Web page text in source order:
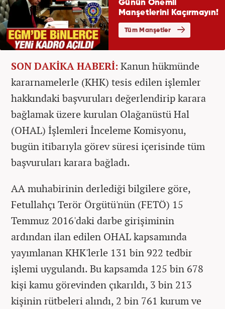
SON DAKİKA HABERİ: Kanun hükmünde
kararnamelerle (KHK) tesis edilen işlemler
hakkındaki başvuruları değerlendirip karara
bağlamak üzere kurulan Olağanüstü Hal
(OHAL) İşlemleri İnceleme Komisyonu,
bugün itibarıyla görev süresi içerisinde tüm
başvuruları karara bağladı.
AA muhabirinin derlediği bilgilere göre,
Fetullahçı Terör Örgütü'nün (FETÖ) 15
Temmuz 2016'daki darbe girişiminin
ardından ilan edilen OHAL kapsamında
yayımlanan KHK'lerle 131 bin 922 tedbir
işlemi uygulandı. Bu kapsamda 125 bin 678
kişi kamu görevinden çıkarıldı, 3 bin 213
kişinin rütbeleri alındı, 2 bin 761 kurum ve